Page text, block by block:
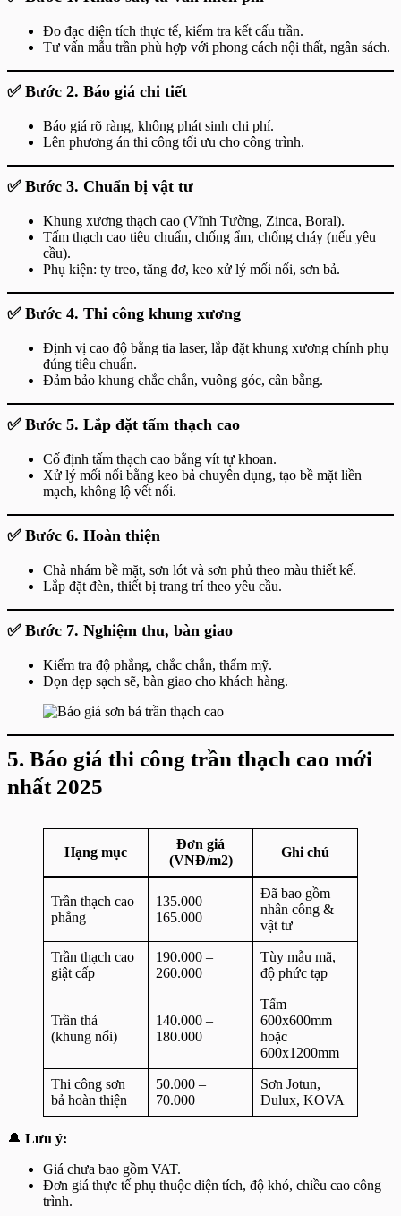
Đo đạc diện tích thực tế, kiểm tra kết cấu trần.
Tư vấn mẫu trần phù hợp với phong cách nội thất, ngân sách.
✅ Bước 2. Báo giá chi tiết
Báo giá rõ ràng, không phát sinh chi phí.
Lên phương án thi công tối ưu cho công trình.
✅ Bước 3. Chuẩn bị vật tư
Khung xương thạch cao (Vĩnh Tường, Zinca, Boral).
Tấm thạch cao tiêu chuẩn, chống ẩm, chống cháy (nếu yêu
cầu).
Phụ kiện: ty treo, tăng đơ, keo xử lý mối nối, sơn bả.
✅ Bước 4. Thi công khung xương
Định vị cao độ bằng tia laser, lắp đặt khung xương chính phụ
đúng tiêu chuẩn.
Đảm bảo khung chắc chắn, vuông góc, cân bằng.
✅ Bước 5. Lắp đặt tấm thạch cao
Cố định tấm thạch cao bằng vít tự khoan.
Xử lý mối nối bằng keo bả chuyên dụng, tạo bề mặt liền
mạch, không lộ vết nối.
✅ Bước 6. Hoàn thiện
Chà nhám bề mặt, sơn lót và sơn phủ theo màu thiết kế.
Lắp đặt đèn, thiết bị trang trí theo yêu cầu.
✅ Bước 7. Nghiệm thu, bàn giao
Kiểm tra độ phẳng, chắc chắn, thẩm mỹ.
Dọn dẹp sạch sẽ, bàn giao cho khách hàng.
5. Báo giá thi công trần thạch cao mới
nhất 2025
Hạng mục
Đơn giá
(VNĐ/m2)
Ghi chú
Trần thạch cao
phẳng
135.000 –
165.000
Đã bao gồm
nhân công &
vật tư
Trần thạch cao
giật cấp
190.000 –
260.000
Tùy mẫu mã,
độ phức tạp
Trần thả
(khung nổi)
140.000 –
180.000
Tấm
600x600mm
hoặc
600x1200mm
Thi công sơn
bả hoàn thiện
50.000 –
70.000
Sơn Jotun,
Dulux, KOVA
🔔 Lưu ý:
Giá chưa bao gồm VAT.
Đơn giá thực tế phụ thuộc diện tích, độ khó, chiều cao công
trình.